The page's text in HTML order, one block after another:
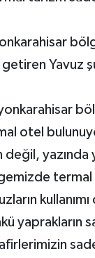
Yavuz
otel
değil,
termal
yaprakların